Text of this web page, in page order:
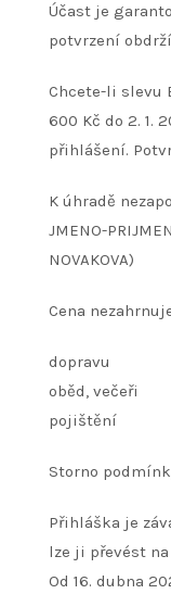
Účast je
potvrzení
Chcete-li slevu
600 Kč do 2. 1.
přihlášení.
K úhradě
JMENO-
NOVAKOVA)
Cena
dopravu
oběd, večeři
pojištění
Storno
Přihláška je
lze ji převést
Od 16. dubna